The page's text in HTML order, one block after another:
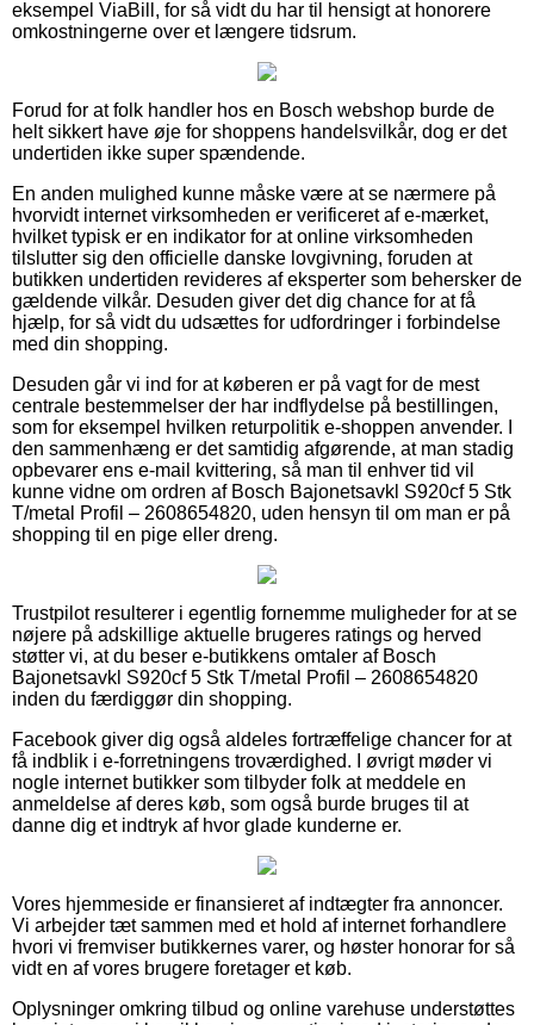
eksempel ViaBill, for så vidt du har til hensigt at honorere
omkostningerne over et længere tidsrum.
Forud for at folk handler hos en Bosch webshop burde de
helt sikkert have øje for shoppens handelsvilkår, dog er det
undertiden ikke super spændende.
En anden mulighed kunne måske være at se nærmere på
hvorvidt internet virksomheden er verificeret af e-mærket,
hvilket typisk er en indikator for at online virksomheden
tilslutter sig den officielle danske lovgivning, foruden at
butikken undertiden revideres af eksperter som behersker de
gældende vilkår. Desuden giver det dig chance for at få
hjælp, for så vidt du udsættes for udfordringer i forbindelse
med din shopping.
Desuden går vi ind for at køberen er på vagt for de mest
centrale bestemmelser der har indflydelse på bestillingen,
som for eksempel hvilken returpolitik e-shoppen anvender. I
den sammenhæng er det samtidig afgørende, at man stadig
opbevarer ens e-mail kvittering, så man til enhver tid vil
kunne vidne om ordren af Bosch Bajonetsavkl S920cf 5 Stk
T/metal Profil – 2608654820, uden hensyn til om man er på
shopping til en pige eller dreng.
Trustpilot resulterer i egentlig fornemme muligheder for at se
nøjere på adskillige aktuelle brugeres ratings og herved
støtter vi, at du beser e-butikkens omtaler af Bosch
Bajonetsavkl S920cf 5 Stk T/metal Profil – 2608654820
inden du færdiggør din shopping.
Facebook giver dig også aldeles fortræffelige chancer for at
få indblik i e-forretningens troværdighed. I øvrigt møder vi
nogle internet butikker som tilbyder folk at meddele en
anmeldelse af deres køb, som også burde bruges til at
danne dig et indtryk af hvor glade kunderne er.
Vores hjemmeside er finansieret af indtægter fra annoncer.
Vi arbejder tæt sammen med et hold af internet forhandlere
hvori vi fremviser butikkernes varer, og høster honorar for så
vidt en af vores brugere foretager et køb.
Oplysninger omkring tilbud og online varehuse understøttes